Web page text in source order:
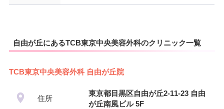
自由が丘にあるTCB東京中央美容外科のクリニック一覧
TCB東京中央美容外科 自由が丘院
住所
東京都目黒区自由が丘2-11-23 自由
が丘南風ビル 5F